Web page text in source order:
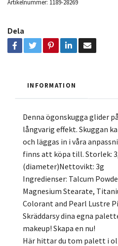
Artikelnummer: 1189-28269
Dela
INFORMATION
Denna ögonskugga glider
långvarig effekt. Skuggan
och läggas in i våra
finns att köpa till. Storlek:
(diameter)Nettovikt: 3g
Ingredienser: Talcum
Magnesium Stearate,
Colorant and Pearl Lustre
Skräddarsy dina egna
makeup! Skapa en nu!
Här hittar du tom palett i